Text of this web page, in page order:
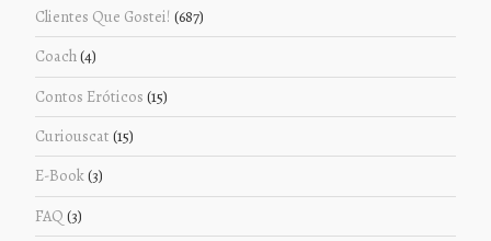
Clientes Que Gostei! (687)
Coach(4)
Contos Eróticos (15)
Curiouscat (15)
E-Book(3)
FAQ (3)